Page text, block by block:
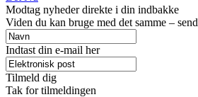
Modtag nyheder direkte i din indbakke
Viden du kan bruge med det samme –
Indtast din e-mail her
Tilmeld dig
Tak for tilmeldingen